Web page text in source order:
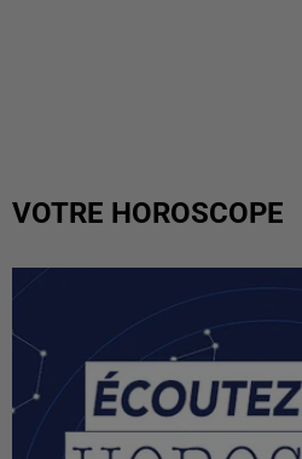
VOTRE HOROSCOPE